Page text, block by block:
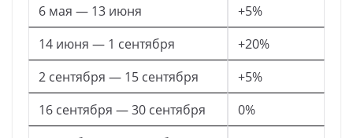
6 мая — 13 июня
+5%
14 июня — 1 сентября
+20%
2 сентября — 15 сентября
+5%
16 сентября — 30 сентября
0%